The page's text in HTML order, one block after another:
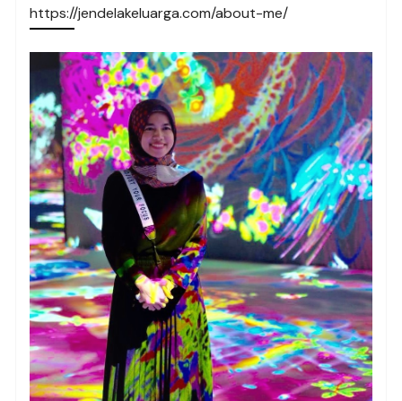
https://jendelakeluarga.com/about-me/